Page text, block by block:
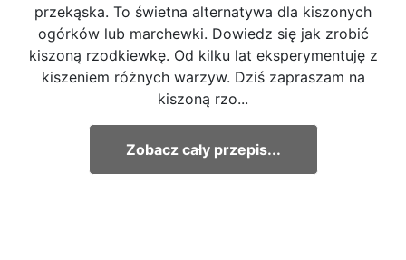
przekąska. To świetna alternatywa dla kiszonych
ogórków lub marchewki. Dowiedz się jak zrobić
kiszoną rzodkiewkę. Od kilku lat eksperymentuję z
kiszeniem różnych warzyw. Dziś zapraszam na
kiszoną rzo...
Zobacz cały przepis...